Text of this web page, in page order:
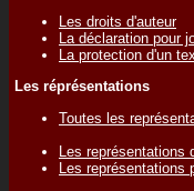
Les droits d'auteur
La déclaration pour
La protection d'un
Les réprésentations
Toutes les
Les représentations
Les représentations